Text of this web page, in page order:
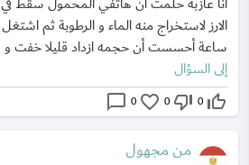
الارز لاستخراج منه الماء و الرطوبة ثم
ساعة أحسست أن حجمه ازداد قليلا خفت
إلى السؤال
thumb_up_off_alt
0
thumb_down_off_alt
0
favorite_border
0
chat_bubble_outline
من مجهول